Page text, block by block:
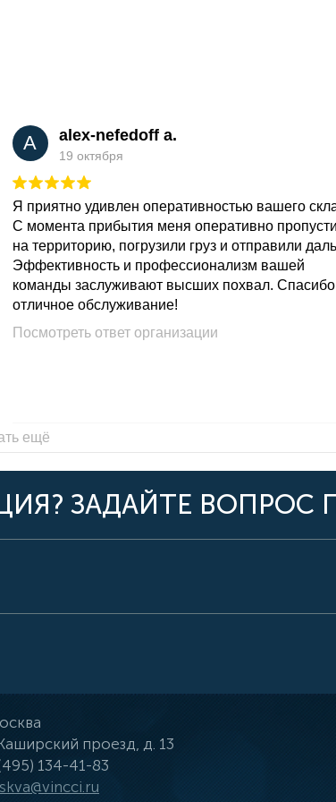
A alex-nefedoff a.
19 октября
Я приятно удивлен оперативностью вашего
С момента прибытия меня оперативно
на территорию, погрузили груз и отправили
Эффективность и профессионализм вашей
команды заслуживают высших похвал. Спасибо
отличное обслуживание!
Посмотреть ответ организации
ещё
ЗАДАЙТЕ ВОПРОС
проезд, д. 13
134-41-83